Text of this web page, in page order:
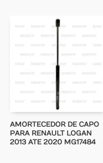
AMORTECEDOR DE CAPO
PARA RENAULT LOGAN
2013 ATE 2020 MG17484